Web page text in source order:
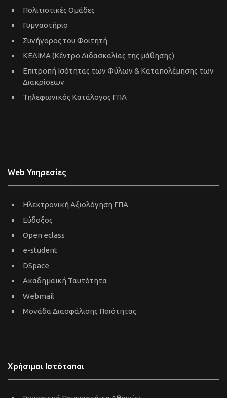
Πολιτιστικές Ομάδες
Γυμναστήριο
Συνήγορος του Φοιτητή
ΚΕΔΙΜΑ (Κέντρο Διδασκαλίας της μάθησης)
Επιτροπή Ισότητας των Φύλων & Καταπολέμησης των
Διακρίσεων
Τηλεφωνικός Κατάλογος ΓΠΑ
Web Υπηρεσίες
Ηλεκτρονική Αξιολόγηση ΓΠΑ
Εύδοξος
Open eclass
e-student
DSpace
Ακαδημαϊκή Ταυτότητα
Webmail
Μονάδα Διασφάλισης Ποιότητας
Χρήσιμοι Ιστότοποι